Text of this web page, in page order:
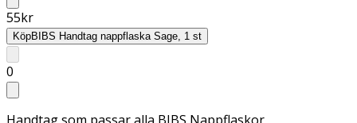
55kr
KöpBIBS Handtag nappflaska Sage, 1 st
0
Handtag som passar alla BIBS Nappflaskor